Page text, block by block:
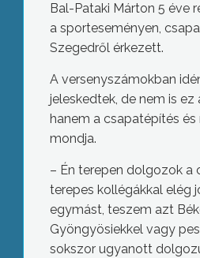
Bal-Pataki Márton 5 éve
a sporteseményen,
Szegedről érkezett.
A versenyszámokban
jeleskedtek, de nem is ez
hanem a csapatépítés és
mondja.
– Én terepen dolgozok a
terepes kollégákkal elég
egymást, teszem azt
Gyöngyösiekkel vagy
sokszor ugyanott